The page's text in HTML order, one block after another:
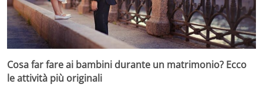
Cosa far fare ai bambini durante un matrimonio? Ecco
le attività più originali